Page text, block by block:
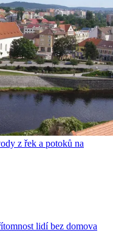
z řek a potoků na
lidí bez domova